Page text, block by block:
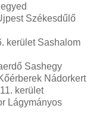
Székesdűlő
kerület Sashalom
Sashegy
Nádorkert
kerület
Lágymányos